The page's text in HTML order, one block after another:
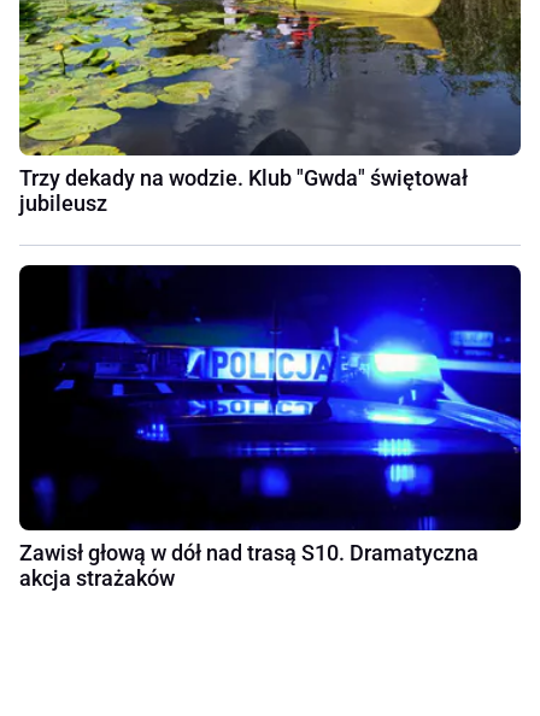
Trzy dekady na wodzie. Klub "Gwda" świętował
jubileusz
Zawisł głową w dół nad trasą S10. Dramatyczna
akcja strażaków